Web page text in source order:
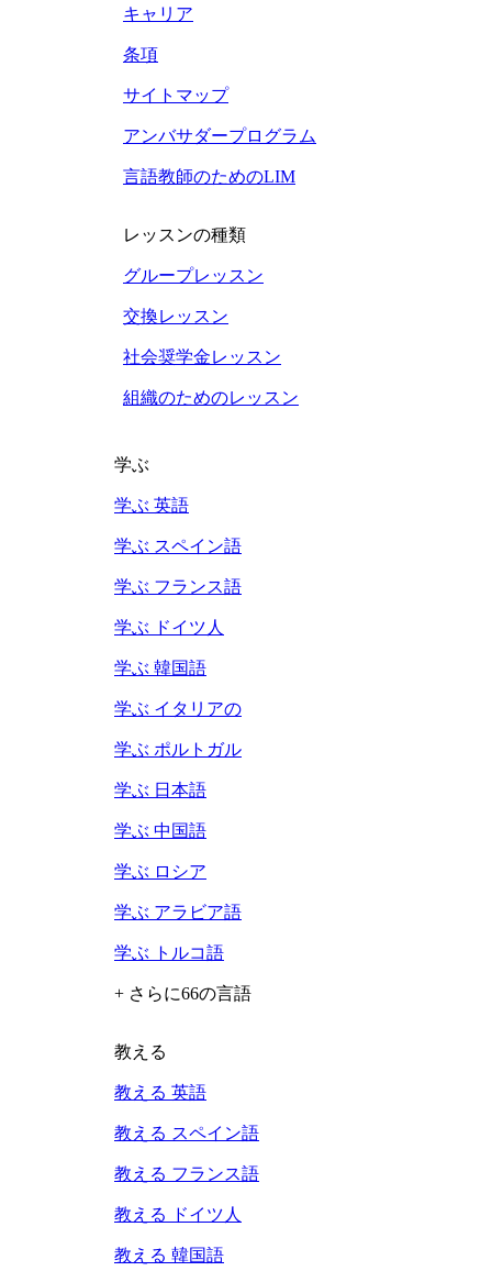
キャリア
条項
サイトマップ
アンバサダープログラム
言語教師のためのLIM
レッスンの種類
グループレッスン
交換レッスン
社会奨学金レッスン
組織のためのレッスン
学ぶ
学ぶ 英語
学ぶ スペイン語
学ぶ フランス語
学ぶ ドイツ人
学ぶ 韓国語
学ぶ イタリアの
学ぶ ポルトガル
学ぶ 日本語
学ぶ 中国語
学ぶ ロシア
学ぶ アラビア語
学ぶ トルコ語
+ さらに66の言語
教える
教える 英語
教える スペイン語
教える フランス語
教える ドイツ人
教える 韓国語